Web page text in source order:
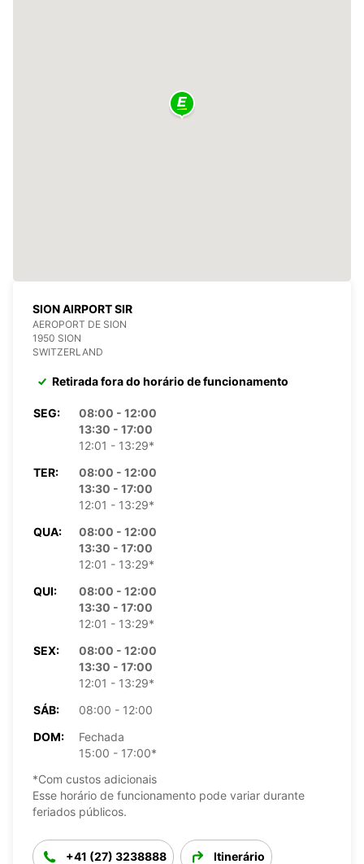
SION AIRPORT SIR
AEROPORT DE SION
1950 SION
SWITZERLAND
Retirada fora do horário de funcionamento
SEG:
08:00 - 12:00
13:30 - 17:00
12:01 - 13:29*
TER:
08:00 - 12:00
13:30 - 17:00
12:01 - 13:29*
QUA:
08:00 - 12:00
13:30 - 17:00
12:01 - 13:29*
QUI:
08:00 - 12:00
13:30 - 17:00
12:01 - 13:29*
SEX:
08:00 - 12:00
13:30 - 17:00
12:01 - 13:29*
SÁB:
08:00 - 12:00
DOM:
Fechada
15:00 - 17:00*
*Com custos adicionais
Esse horário de funcionamento pode variar durante
feriados públicos.
+41 (27) 3238888 Itinerário